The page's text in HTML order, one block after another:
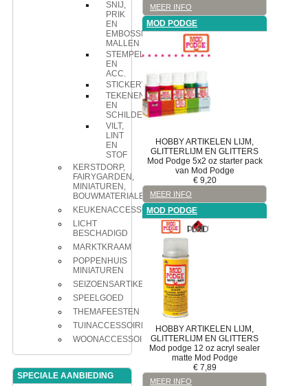
SNIJ,
PRIK
EN
EMBOSSING
MALLEN
STEMPELS
EN
ACC.
STICKERVELLEN
TEKENEN
EN
SCHILDEREN
VILT,
LINT
EN
STOF
KERSTDORP,
FAIRYGARDEN,
MINIATUREN,
BOUWMATERIALEN
KEUKENACCESSOIRES
LICHT
BESCHADIGD
MARKTKRAAM
POPPENHUIS
MINIATUREN
SEIZOENSARTIKELEN
SPEELGOED
THEMAFEESTEN
TUINACCESSOIRES
WOONACCESSOIRES
SPECIALE AANBIEDING
MEER INFO
MOD PODGE
HOBBY ARTIKELEN LIJM,
GLITTERLIJM EN GLITTERS
Mod Podge 5x2 oz starter pack
van Mod Podge
€ 9,20
MEER INFO
MOD PODGE
HOBBY ARTIKELEN LIJM,
GLITTERLIJM EN GLITTERS
Mod podge 12 oz acryl sealer
matte Mod Podge
€ 7,89
MEER INFO